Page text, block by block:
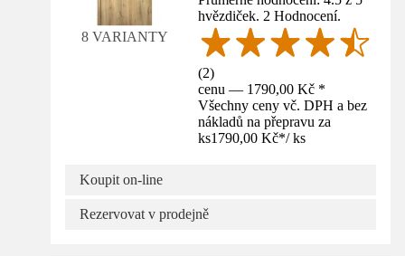
8 VARIANTY
hvězdiček. 2 Hodnocení.
(2)
cenu — 1790,00 Kč *
Všechny ceny vč. DPH a bez
nákladů na přepravu za
ks1790,00 Kč*/ ks
Koupit on-line
Rezervovat v prodejně